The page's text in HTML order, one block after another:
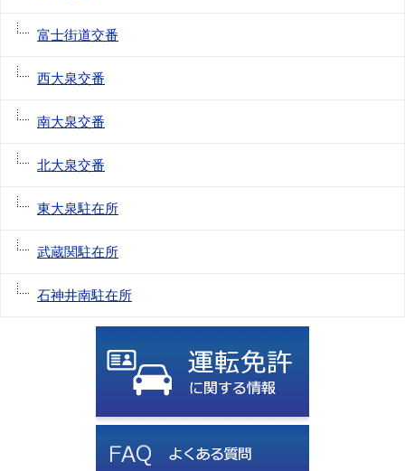
富士街道交番
西大泉交番
南大泉交番
北大泉交番
東大泉駐在所
武蔵関駐在所
石神井南駐在所